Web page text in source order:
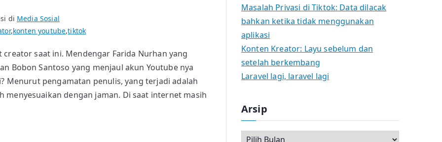
di Media Sosial
,konten youtube,tiktok
saat ini. Mendengar Farida Nurhan yang
Bobon Santoso yang menjaul akun Youtube nya
Menurut pengamatan penulis, yang terjadi adalah
menyesuaikan dengan jaman. Di saat internet masih
Masalah Privasi di Tiktok: Data dilacak
bahkan ketika tidak menggunakan
aplikasi
Konten Kreator: Layu sebelum dan
setelah berkembang
Laravel lagi, laravel lagi
Arsip